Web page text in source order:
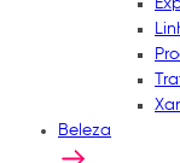
Beleza